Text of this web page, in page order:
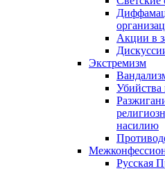
Акции в
Экстремизм
Убийства
насилию
Русская